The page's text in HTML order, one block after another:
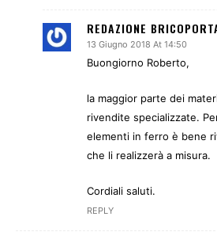
REDAZIONE
13 Giugno 2018 At 14:50
Buongiorno Roberto,
la maggior parte dei
rivendite specializzate.
elementi in ferro è bene
che li realizzerà a misura.
Cordiali saluti.
REPLY